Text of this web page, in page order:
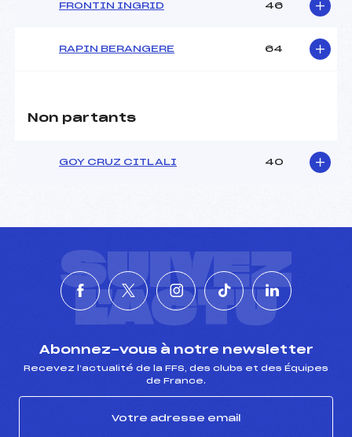
FRONTIN INGRID 46
RAPIN BERANGERE 64
Non partants
GOY CRUZ CITLALI 40
SUIVEZ
L'ACTU
Abonnez-vous à notre newsletter
Recevez l’actualité de la FFS, des clubs et des Équipes
de France.